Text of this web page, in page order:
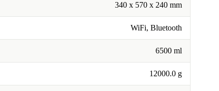
340 x 570 x 240 mm
WiFi, Bluetooth
6500 ml
12000.0 g